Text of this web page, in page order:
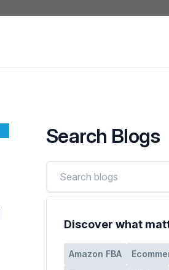
Search Blogs
Discover what
Amazon FBA